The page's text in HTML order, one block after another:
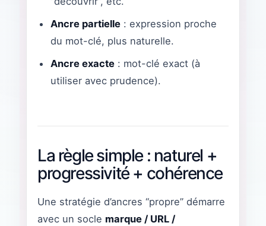
Ancre partielle : expression proche
du mot-clé, plus naturelle.
Ancre exacte : mot-clé exact (à
utiliser avec prudence).
La règle simple : naturel +
progressivité + cohérence
Une stratégie d’ancres “propre” démarre
avec un socle marque / URL /